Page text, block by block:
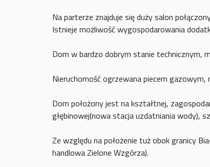
Na parterze znajduje się duży salon
Istnieje możliwość wygospodarowania
Dom w bardzo dobrym stanie technicznym,
Nieruchomość ogrzewana piecem
Dom położony jest na kształtnej,
głębinowej(nowa stacja uzdatniania wody),
Ze względu na położenie tuż obok granicy
handlowa Zielone Wzgórza).